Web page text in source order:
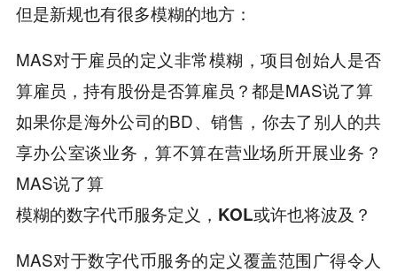
但是新规也有很多模糊的地方：
MAS对于雇员的定义非常模糊，项目创始人是否
算雇员，持有股份是否算雇员？都是MAS说了算
如果你是海外公司的BD、销售，你去了别人的共
享办公室谈业务，算不算在营业场所开展业务？
MAS说了算
模糊的数字代币服务定义，KOL或许也将波及？
MAS对于数字代币服务的定义覆盖范围广得令人